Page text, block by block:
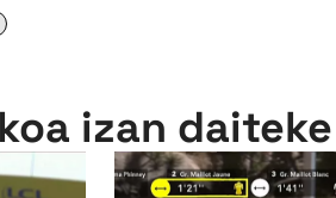
izan daiteke